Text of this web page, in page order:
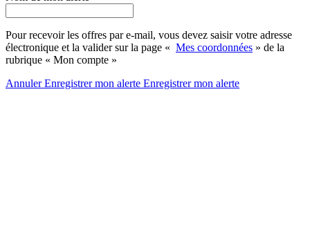
Pour recevoir les offres par e-mail, vous devez saisir votre adresse
électronique et la valider sur la page « Mes coordonnées » de la
rubrique « Mon compte »
AnnulerEnregistrer mon alerte Enregistrermon alerte